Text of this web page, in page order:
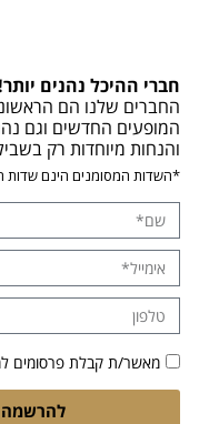
חברי ההיכל נהנים יותר!
החברים שלנו הם
המופעים החדשים וגם
והנחות מיוחדות רק
*השדות המסומנים הינם שדות
מאשר/ת קבלת פרסומים
להרשמה